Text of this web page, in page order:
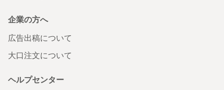
企業の方へ
広告出稿について
大口注文について
ヘルプセンター